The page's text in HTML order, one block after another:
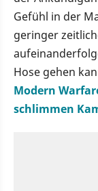
Gefühl in der
geringer
Hose gehen
Modern
schlimmen